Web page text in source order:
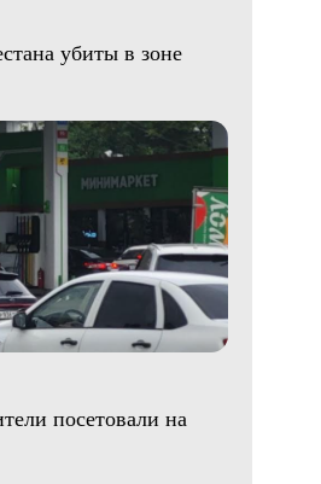
убиты в зоне
посетовали на